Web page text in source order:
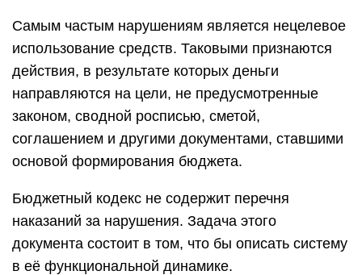
Самым частым нарушениям является нецелевое
использование средств. Таковыми признаются
действия, в результате которых деньги
направляются на цели, не предусмотренные
законом, сводной росписью, сметой,
соглашением и другими документами, ставшими
основой формирования бюджета.
Бюджетный кодекс не содержит перечня
наказаний за нарушения. Задача этого
документа состоит в том, что бы описать систему
в её функциональной динамике.